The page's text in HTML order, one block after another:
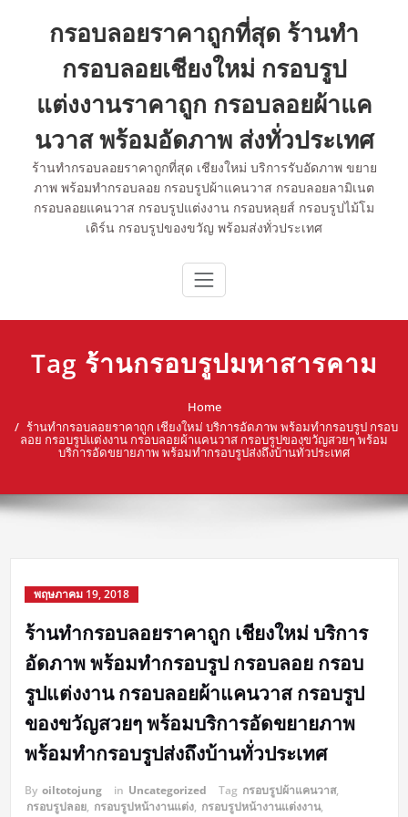
กรอบลอยราคาถูกที่สุด ร้านทำ
กรอบลอยเชียงใหม่ กรอบรูป
แต่งงานราคาถูก กรอบลอยผ้าแค
นวาส พร้อมอัดภาพ ส่งทั่วประเทศ
ร้านทำกรอบลอยราคาถูกที่สุด เชียงใหม่ บริการรับอัดภาพ ขยาย
ภาพ พร้อมทำกรอบลอย กรอบรูปผ้าแคนวาส กรอบลอยลามิเนต
กรอบลอยแคนวาส กรอบรูปแต่งงาน กรอบหลุยส์ กรอบรูปไม้โม
เดิร์น กรอบรูปของขวัญ พร้อมส่งทั่วประเทศ
Tag ร้านกรอบรูปมหาสารคาม
Home
ร้านทำกรอบลอยราคาถูก เชียงใหม่ บริการอัดภาพ พร้อมทำกรอบรูป กรอบ
ลอย กรอบรูปแต่งงาน กรอบลอยผ้าแคนวาส กรอบรูปของขวัญสวยๆ พร้อม
บริการอัดขยายภาพ พร้อมทำกรอบรูปส่งถึงบ้านทั่วประเทศ
พฤษภาคม 19, 2018
ร้านทำกรอบลอยราคาถูก เชียงใหม่ บริการ
อัดภาพ พร้อมทำกรอบรูป กรอบลอย กรอบ
รูปแต่งงาน กรอบลอยผ้าแคนวาส กรอบรูป
ของขวัญสวยๆ พร้อมบริการอัดขยายภาพ
พร้อมทำกรอบรูปส่งถึงบ้านทั่วประเทศ
By oiltotojung in Uncategorized Tag กรอบรูปผ้าแคนวาส,
กรอบรูปลอย, กรอบรูปหน้างานแต่ง, กรอบรูปหน้างานแต่งงาน,